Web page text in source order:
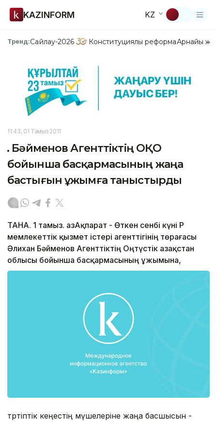
KAZINFORM KZ
Тренд:Сайлау-2026 Конституциялық реформаАрнайы
11:43, 01 Тамыз 2011
Ә. Бәйменов Агенттіктің ОҚО
бойынша басқармасының жаңа
бастығын ұжымға таныстырды
ТАНА. 1 тамыз. ҚазАқпарат - Өткен сенбі күні ҚР
мемлекеттік қызмет істері агенттігінің төрағасы
Әлихан Бәйменов Агенттіктің Оңтүстік Қазақстан
облысы бойынша басқармасының ұжымына,
тәртіптік кеңестің мүшелеріне жаңа басшысын -